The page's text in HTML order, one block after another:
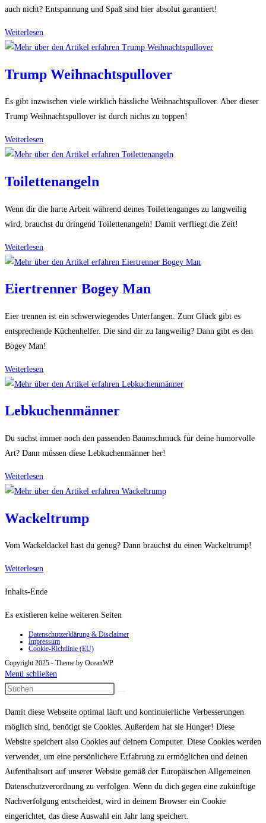
auch nicht? Entspannung und Spaß sind hier absolut garantiert!
Weiterlesen
Tiere
Trump Weihnachtspullover
Es gibt inzwischen viele wirklich hässliche Weihnachtspullover. Aber dieser
Trump Weihnachtspullover ist durch nichts zu toppen!
Weiterlesen
Weihnachtspullover
Toilettenangeln
Wenn dir die harte Arbeit während deines Toilettenganges zu langweilig
wird, brauchst du dringend Toilettenangeln! Damit verfliegt die Zeit!
Weiterlesen
Eiertrenner Bogey Man
Eier trennen ist ein schwerwiegendes Unterfangen. Zum Glück gibt es
entsprechende Küchenhelfer. Die sind dir zu langweilig? Dann gibt es den
Bogey Man!
Weiterlesen
Bogey
Lebkuchenmänner
Du suchst immer noch den passenden Baumschmuck für deine humorvolle
Art? Dann müssen diese Lebkuchenmänner her!
Weiterlesen
Wackeltrump
Vom Wackeldackel hast du genug? Dann brauchst du einen Wackeltrump!
Weiterlesen
Inhalts-Ende
Es existieren keine weiteren Seiten
Datenschutzerklärung & Disclaimer
Impressum
Cookie-Richtlinie (EU)
Copyright 2025 - Theme by OceanWP
Menü schließen
Damit diese Webseite optimal läuft und kontinuierliche Verbesserungen
möglich sind, benötigt sie Cookies. Außerdem hat sie Hunger! Diese
Website speichert also Cookies auf deinem Computer. Diese Cookies werden
verwendet, um eine persönlichere Erfahrung zu ermöglichen und deinen
Aufenthaltsort auf unserer Website gemäß der Europäischen Allgemeinen
Datenschutzverordnung zu verfolgen. Wenn du dich gegen eine zukünftige
Nachverfolgung entscheidest, wird in deinem Browser ein Cookie
eingerichtet, das diese Auswahl ein Jahr lang speichert.